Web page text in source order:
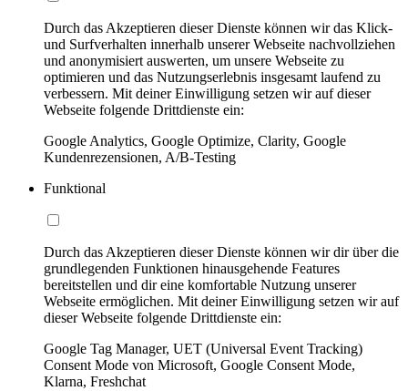
Durch das Akzeptieren dieser Dienste können wir das Klick-
und Surfverhalten innerhalb unserer Webseite nachvollziehen
und anonymisiert auswerten, um unsere Webseite zu
optimieren und das Nutzungserlebnis insgesamt laufend zu
verbessern. Mit deiner Einwilligung setzen wir auf dieser
Webseite folgende Drittdienste ein:
Google Analytics, Google Optimize, Clarity, Google
Kundenrezensionen, A/B-Testing
Funktional
Durch das Akzeptieren dieser Dienste können wir dir über die
grundlegenden Funktionen hinausgehende Features
bereitstellen und dir eine komfortable Nutzung unserer
Webseite ermöglichen. Mit deiner Einwilligung setzen wir auf
dieser Webseite folgende Drittdienste ein:
Google Tag Manager, UET (Universal Event Tracking)
Consent Mode von Microsoft, Google Consent Mode,
Klarna, Freshchat